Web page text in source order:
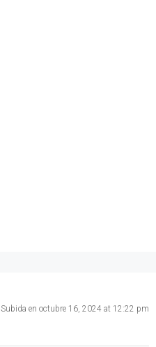
Subida en octubre 16, 2024 at 12:22 pm